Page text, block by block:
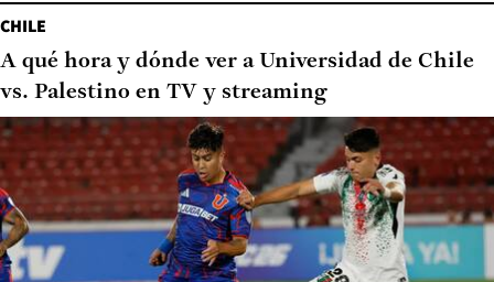
CHILE
A qué hora y dónde ver a Universidad de Chile
vs. Palestino en TV y streaming